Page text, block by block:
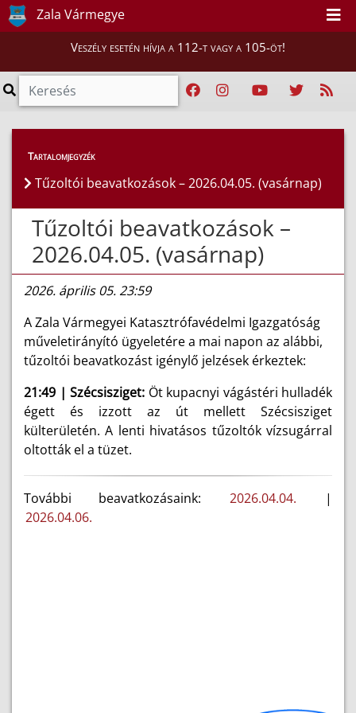
Zala Vármegye
Veszély esetén hívja a 112-t vagy a 105-öt!
Híreink > Hírek
Tartalomjegyzék
Tűzoltói beavatkozások – 2026.04.05. (vasárnap)
Tűzoltói beavatkozások –
2026.04.05. (vasárnap)
2026. április 05. 23:59
A Zala Vármegyei Katasztrófavédelmi Igazgatóság
műveletirányító ügyeletére a mai napon az alábbi,
tűzoltói beavatkozást igénylő jelzések érkeztek:
21:49 | Szécsisziget: Öt kupacnyi vágástéri hulladék
égett és izzott az út mellett Szécsisziget
külterületén. A lenti hivatásos tűzoltók vízsugárral
oltották el a tüzet.
További beavatkozásaink: 2026.04.04.
|
2026.04.06.